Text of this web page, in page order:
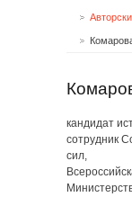
кандидат
сотрудник
сил,